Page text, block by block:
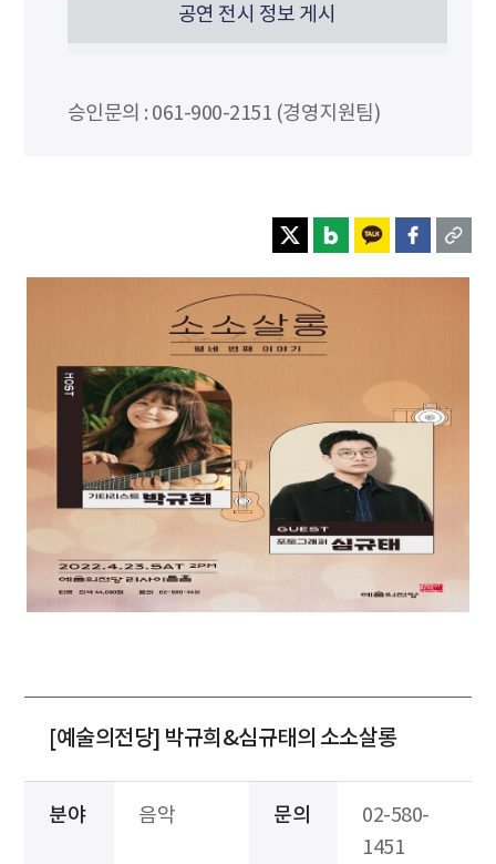
공연 전시 정보 게시
승인문의 : 061-900-2151 (경영지원팀)
[예술의전당] 박규희&심규태의 소소살롱
분야 음악 문의
02-580-
1451